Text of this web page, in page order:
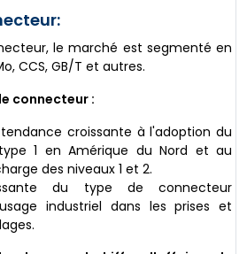
le marché est segmenté en
CCS, GB/T et autres.
connecteur :
croissante à l'adoption du
1 en Amérique du Nord et au
des niveaux 1 et 2.
du type de connecteur
industriel dans les prises et